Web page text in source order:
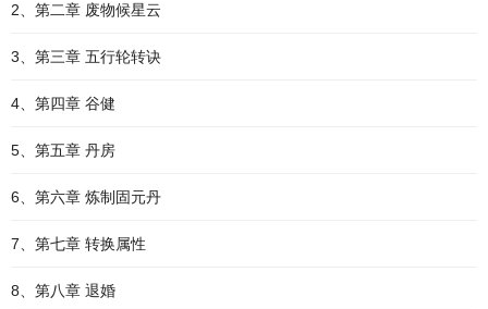
2、第二章 废物候星云
3、第三章 五行轮转诀
4、第四章 谷健
5、第五章 丹房
6、第六章 炼制固元丹
7、第七章 转换属性
8、第八章 退婚